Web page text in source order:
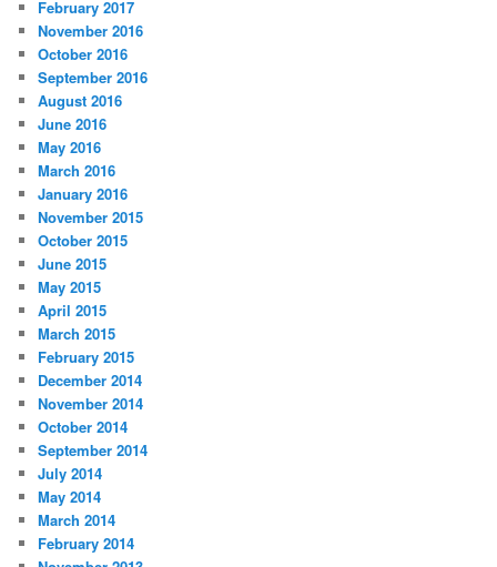
February 2017
November 2016
October 2016
September 2016
August 2016
June 2016
May 2016
March 2016
January 2016
November 2015
October 2015
June 2015
May 2015
April 2015
March 2015
February 2015
December 2014
November 2014
October 2014
September 2014
July 2014
May 2014
March 2014
February 2014